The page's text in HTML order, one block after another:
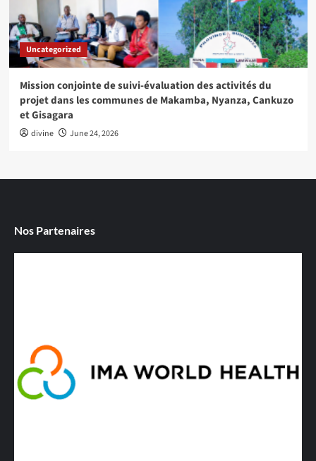
Uncategorized
Mission conjointe de suivi-évaluation des activités du
projet dans les communes de Makamba, Nyanza, Cankuzo
et Gisagara
divine June 24, 2026
Nos Partenaires